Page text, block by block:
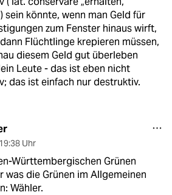
sein könnte, wenn man Geld für
zum Fenster hinaus wirft,
Flüchtlinge krepieren müssen,
diesem Geld gut überleben
Leute - das ist eben nicht
das ist einfach nur destruktiv.
19:38 Uhr
Württembergischen Grünen
was die Grünen im Allgemeinen
Wähler.